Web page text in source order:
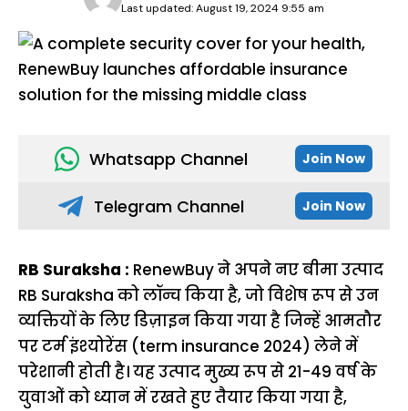
Last updated: August 19, 2024 9:55 am
Whatsapp Channel Join Now
Telegram Channel Join Now
RB Suraksha : RenewBuy ने अपने नए बीमा उत्पाद
RB Suraksha को लॉन्च किया है, जो विशेष रूप से उन
व्यक्तियों के लिए डिज़ाइन किया गया है जिन्हें आमतौर
पर टर्म इंश्योरेंस (term insurance 2024) लेने में
परेशानी होती है। यह उत्पाद मुख्य रूप से 21-49 वर्ष के
युवाओं को ध्यान में रखते हुए तैयार किया गया है,